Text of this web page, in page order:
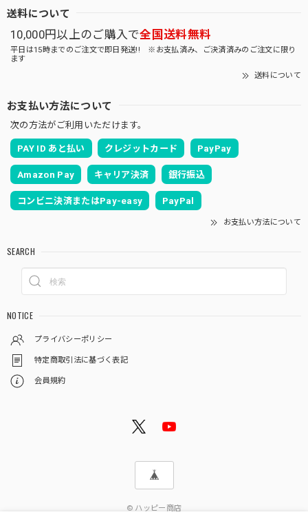
送料について
10,000円以上のご購入で全国送料無料
平日は15時までのご注文で即日発送!! ※お支払済み、ご決済済みのご注文に限り
ます
送料について
お支払い方法について
次の方法がご利用いただけます。
PAY ID あと払い クレジットカード PayPay
Amazon Pay キャリア決済 銀行振込
コンビニ決済またはPay-easy PayPal
お支払い方法について
SEARCH
NOTICE
プライバシーポリシー
特定商取引法に基づく表記
会員規約
© ハッピー商店